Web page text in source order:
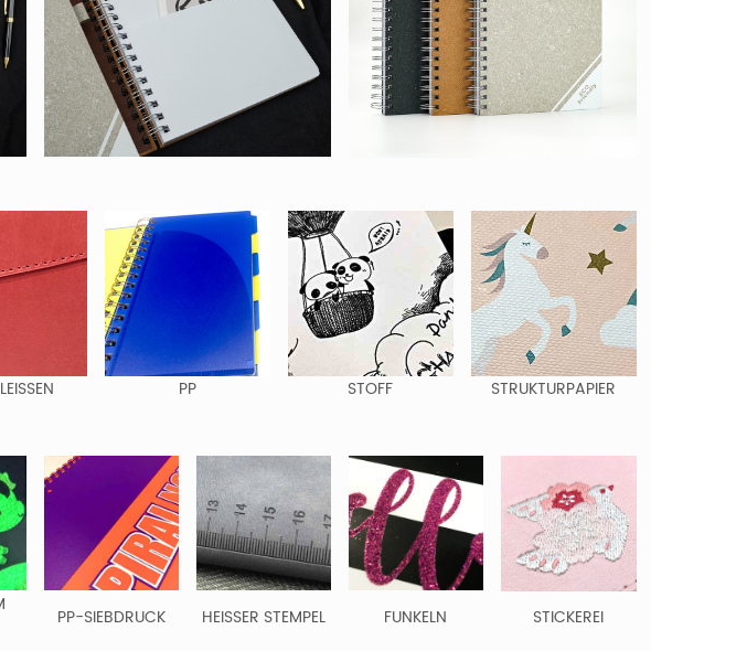
PP STOFF STRUKTURPAPIER
PP-SIEBDRUCK HEISSER STEMPEL FUNKELN STICKEREI